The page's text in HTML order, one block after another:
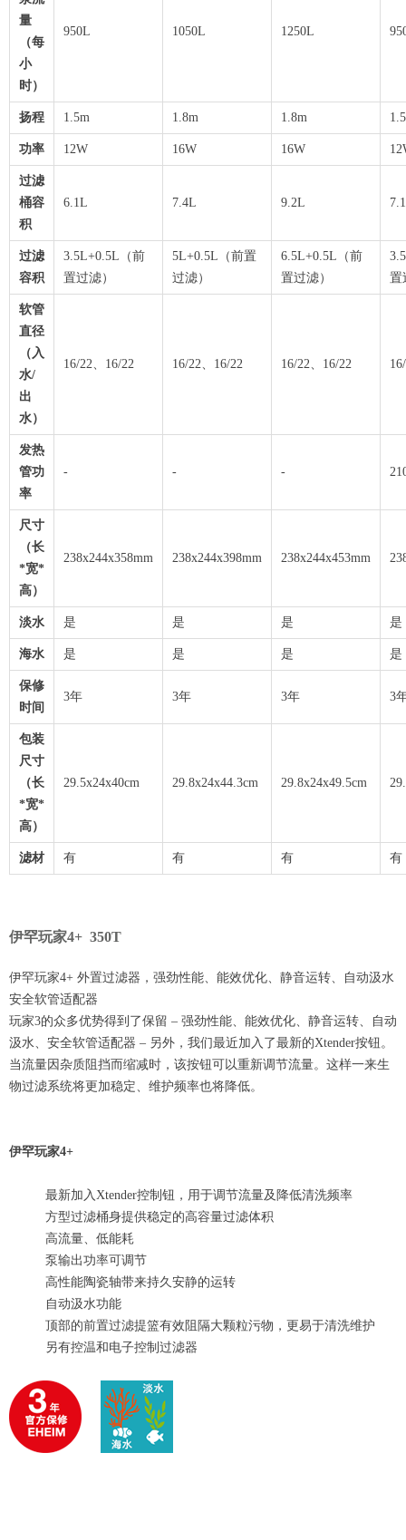
量
（每
小
时）
950L 1050L 1250L
扬程 1.5m 1.8m 1.8m
功率 12W 16W 16W
过滤
桶容
积
6.1L 7.4L 9.2L
过滤
容积
3.5L+0.5L（前
置过滤）
5L+0.5L（前置
过滤）
6.5L+0.5L（前
置过滤）
置
软管
直径
（入
水/
出
水）
16/22、16/22 16/22、16/22 16/22、16/22
发热
管功
率
- - -
尺寸
（长
*宽*
高）
238x244x358mm 238x244x398mm 238x244x453mm
淡水 是 是 是 是
海水 是 是 是 是
保修
时间
3年 3年 3年 3
包装
尺寸
（长
*宽*
高）
29.5x24x40cm 29.8x24x44.3cm 29.8x24x49.5cm
滤材 有 有 有 有
伊罕玩家4+ 350T
伊罕玩家4+ 外置过滤器，强劲性能、能效优化、静音运转、自动汲水
安全软管适配器
玩家3的众多优势得到了保留 – 强劲性能、能效优化、静音运转、自动
汲水、安全软管适配器 – 另外，我们最近加入了最新的Xtender按钮。
当流量因杂质阻挡而缩减时，该按钮可以重新调节流量。这样一来生
物过滤系统将更加稳定、维护频率也将降低。
伊罕玩家4+
最新加入Xtender控制钮，用于调节流量及降低清洗频率
方型过滤桶身提供稳定的高容量过滤体积
高流量、低能耗
泵输出功率可调节
高性能陶瓷轴带来持久安静的运转
自动汲水功能
顶部的前置过滤提篮有效阻隔大颗粒污物，更易于清洗维护
另有控温和电子控制过滤器